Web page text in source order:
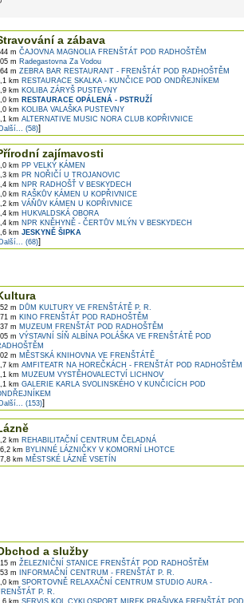
a zábava
m ČAJOVNA MAGNOLIA FRENŠTÁT POD RADHOŠTĚM
m Radegastovna Za Vodou
m ZEBRA BAR RESTAURANT - FRENŠTÁT POD RADHOŠTĚM
km RESTAURACE SKALKA - KUNČICE POD ONDŘEJNÍKEM
km KOLIBA ZÁRYŠ PUSTEVNY
km
RESTAURACE OPÁLENÁ - PSTRUŽÍ
km KOLIBA VALAŠKA PUSTEVNY
km ALTERNATIVE MUSIC NORA CLUB KOPŘIVNICE
Další... (58)]
zajímavosti
km PP VELKÝ KÁMEN
km PR NOŘIČÍ U TROJANOVIC
km NPR RADHOŠŤ V BESKYDECH
km RAŠKŮV KÁMEN U KOPŘIVNICE
km VÁŇŮV KÁMEN U KOPŘIVNICE
km HUKVALDSKÁ OBORA
km NPR KNĚHYNĚ - ČERTŮV MLÝN V BESKYDECH
km JESKYNĚ ŠIPKA
Další... (68)]
m DŮM KULTURY VE FRENŠTÁTĚ P. R.
m KINO FRENŠTÁT POD RADHOŠTĚM
m MUZEUM FRENŠTÁT POD RADHOŠTĚM
m VÝSTAVNÍ SÍŇ ALBÍNA POLÁŠKA VE FRENŠTÁTĚ POD
m MĚSTSKÁ KNIHOVNA VE FRENŠTÁTĚ
km AMFITEATR NA HOREČKÁCH - FRENŠTÁT POD RADHOŠTĚM
km MUZEUM VYSTĚHOVALECTVÍ LICHNOV
km GALERIE KARLA SVOLINSKÉHO V KUNČICÍCH POD
Další... (153)]
km REHABILITAČNÍ CENTRUM ČELADNÁ
km BYLINNÉ LÁZNIČKY V KOMORNÍ LHOTCE
km MĚSTSKÉ LÁZNĚ VSETÍN
a služby
m ŽELEZNIČNÍ STANICE FRENŠTÁT POD RADHOŠTĚM
m INFORMAČNÍ CENTRUM - FRENŠTÁT P. R.
km SPORTOVNĚ RELAXAČNÍ CENTRUM STUDIO AURA -
P. R.
km SERVIS KOL CYKLOSPORT MIREK PRAŠIVKA FRENŠTÁT POD